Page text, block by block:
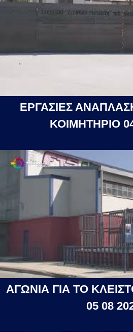
ΕΡΓΑΣΙΕΣ
ΚΟΙΜΗΤΗΡΙΟ
ΑΓΩΝΙΑ ΓΙΑ ΤΟ
05 08